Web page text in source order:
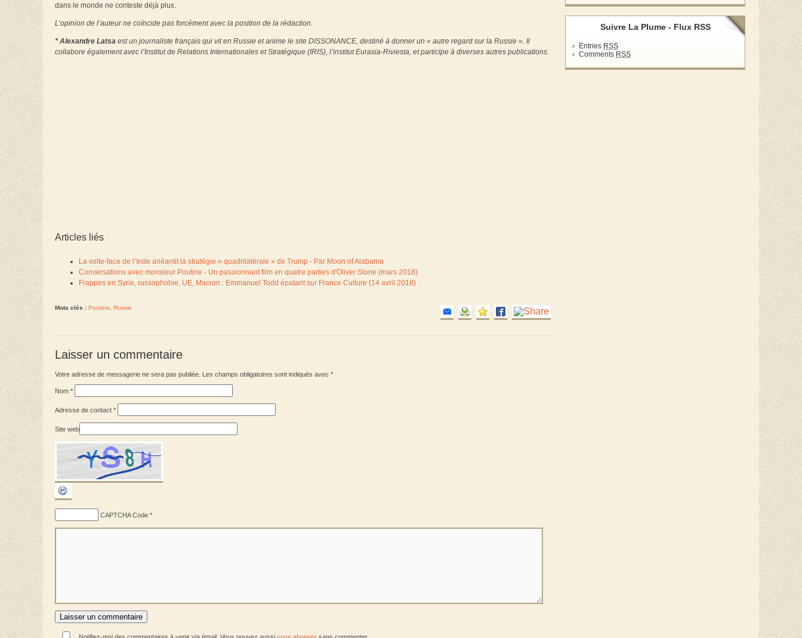
dans le monde ne conteste déjà plus.
L’opinion de l’auteur ne coïncide pas forcément avec la position de la rédaction.
* Alexandre Latsa est un journaliste français qui vit en Russie et anime le site DISSONANCE, destiné à donner un « autre regard sur la Russie ». Il
collabore également avec l’Institut de Relations Internationales et Stratégique (IRIS), l’institut Eurasia-Riviesta, et participe à diverses autres publications.
Articles liés
La volte-face de l’Inde anéantit la stratégie « quadrilatérale » de Trump - Par Moon of Alabama
Conversations avec monsieur Poutine - Un passionnant film en quatre parties d'Oliver Stone (mars 2018)
Frappes en Syrie, russophobie, UE, Macron : Emmanuel Todd épatant sur France Culture (14 avril 2018)
Mots clés : Poutine Russie
Laisser un commentaire
Votre adresse de messagerie ne sera pas publiée. Les champs obligatoires sont indiqués avec *
Nom *
Adresse de contact *
Site web
CAPTCHA Code *
Suivre La Plume - Flux RSS
Entries RSS
Comments RSS